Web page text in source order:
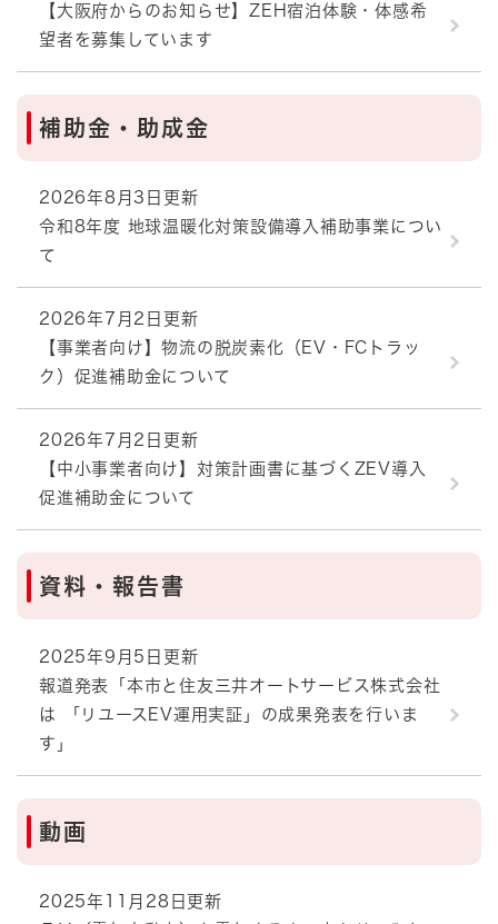
【大阪府からのお知らせ】ZEH宿泊体験・体感希
望者を募集しています
補助金・助成金
2026年8月3日更新
令和8年度 地球温暖化対策設備導入補助事業につい
て
2026年7月2日更新
【事業者向け】物流の脱炭素化（EV・FCトラッ
ク）促進補助金について
2026年7月2日更新
【中小事業者向け】対策計画書に基づくZEV導入
促進補助金について
資料・報告書
2025年9月5日更新
報道発表「本市と住友三井オートサービス株式会社
は 「リユースEV運用実証」の成果発表を行いま
す」
動画
2025年11月28日更新